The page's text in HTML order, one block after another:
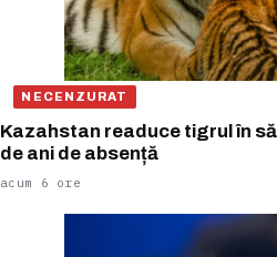
NECENZURAT
Kazahstan readuce tigrul în
de ani de absență
acum 6 ore